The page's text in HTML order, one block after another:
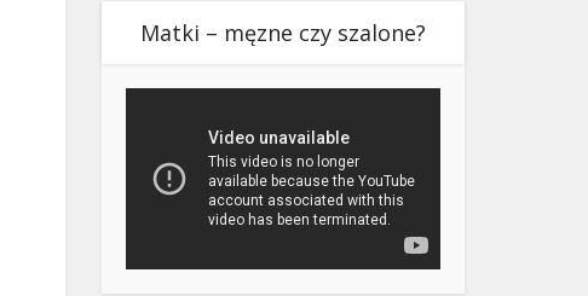
Matki – męzne czy szalone?